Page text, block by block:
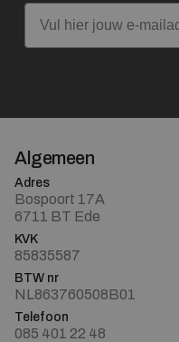
Email
Algemeen
Adres
Bospoort 17A
6711 BT Ede
KVK
85835587
BTW nr
NL863760508B01
Telefoon
085 401 22 48